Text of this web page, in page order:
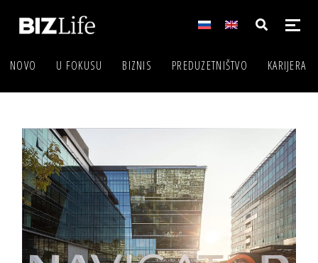
NOVO U FOKUSU BIZNIS PREDUZETNIŠTVO KARIJERA